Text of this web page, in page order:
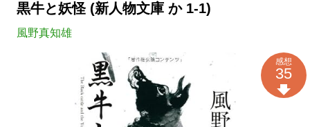
黒牛と妖怪 (新人物文庫 か 1-1)
風野真知雄
感想
35